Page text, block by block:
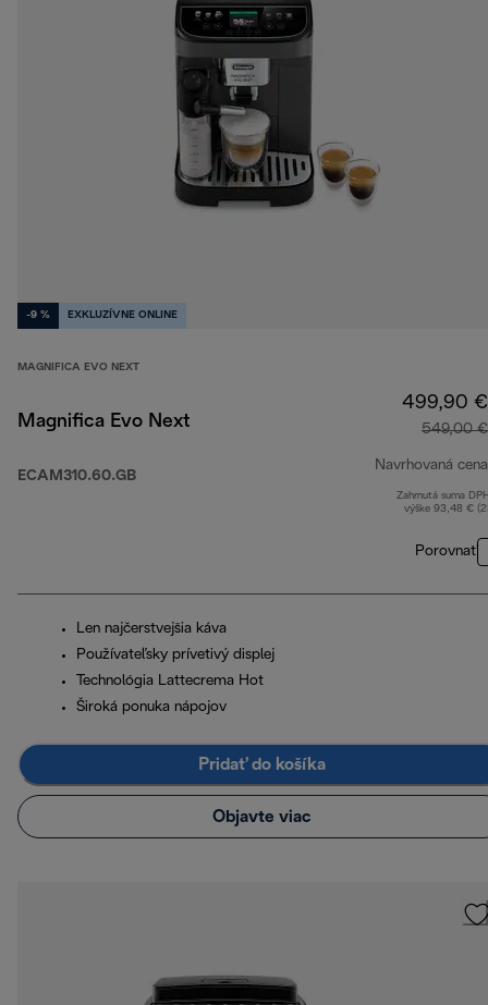
-9 % EXKLUZÍVNE ONLINE
MAGNIFICA EVO NEXT
Magnifica Evo Next
ECAM310.60.GB
499,90 €
549,00 €
Navrhovaná cena
Zahrnutá suma
výške 93,48 €
Porovnať
Len najčerstvejšia káva
Používateľsky prívetivý displej
Technológia Lattecrema Hot
Široká ponuka nápojov
Pridať do košíka
Objavte viac